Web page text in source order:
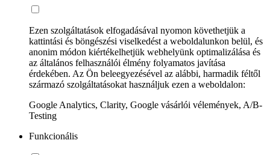
Ezen szolgáltatások elfogadásával nyomon követhetjük a
kattintási és böngészési viselkedést a weboldalunkon belül, és
anonim módon kiértékelhetjük webhelyünk optimalizálása és
az általános felhasználói élmény folyamatos javítása
érdekében. Az Ön beleegyezésével az alábbi, harmadik féltől
származó szolgáltatásokat használjuk ezen a weboldalon:
Google Analytics, Clarity, Google vásárlói vélemények, A/B-
Testing
Funkcionális